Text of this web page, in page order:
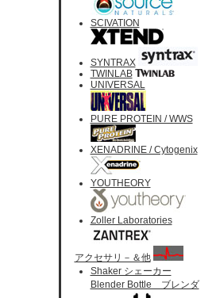
SCIVATION
SYNTRAX
TWINLAB
UNIVERSAL
PURE PROTEIN / WWS
XENADRINE / Cytogenix
YOUTHEORY
Zoller Laboratories
アクセサリ－＆他
Shaker シェーカー
Blender Bottle ブレンダ